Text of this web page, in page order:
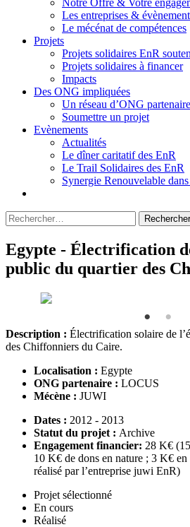
Notre Offre & Votre
Les entreprises &
Le mécénat de compétences
Projets
Projets solidaires EnR
Projets solidaires à financer
Impacts
Des ONG impliquées
Un réseau d’ONG
Soumettre un projet
Evènements
Actualités
Le dîner caritatif des EnR
Le Trail Solidaires des EnR
Synergie Renouvelable
Rechercher :
Egypte - Électrification
public du quartier des
Description : Électrification solaire de
des Chiffonniers du Caire.
Localisation : Egypte
ONG partenaire : LOCUS
Mécène : JUWI
Dates : 2012 - 2013
Statut du projet : Archive
Engagement financier: 28 K€
10 K€ de dons en nature ; 3 K€ en
réalisé par l’entreprise juwi EnR)
Projet sélectionné
En cours
Réalisé